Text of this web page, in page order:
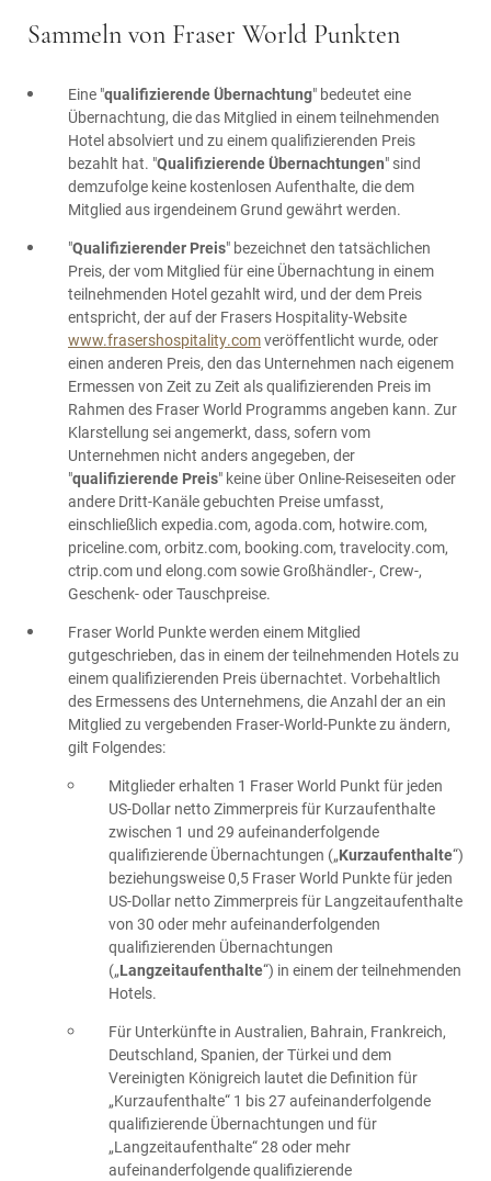
Sammeln von Fraser World Punkten
Eine "qualifizierende Übernachtung" bedeutet eine
Übernachtung, die das Mitglied in einem teilnehmenden
Hotel absolviert und zu einem qualifizierenden Preis
bezahlt hat. "Qualifizierende Übernachtungen" sind
demzufolge keine kostenlosen Aufenthalte, die dem
Mitglied aus irgendeinem Grund gewährt werden.
"Qualifizierender Preis" bezeichnet den tatsächlichen
Preis, der vom Mitglied für eine Übernachtung in einem
teilnehmenden Hotel gezahlt wird, und der dem Preis
entspricht, der auf der Frasers Hospitality-Website
www.frasershospitality.comveröffentlicht wurde, oder
einen anderen Preis, den das Unternehmen nach eigenem
Ermessen von Zeit zu Zeit als qualifizierenden Preis im
Rahmen des Fraser World Programms angeben kann. Zur
Klarstellung sei angemerkt, dass, sofern vom
Unternehmen nicht anders angegeben, der
"qualifizierende Preis" keine über Online-Reiseseiten oder
andere Dritt-Kanäle gebuchten Preise umfasst,
einschließlich expedia.com, agoda.com, hotwire.com,
priceline.com, orbitz.com, booking.com, travelocity.com,
ctrip.com und elong.com sowie Großhändler-, Crew-,
Geschenk- oder Tauschpreise.
Fraser World Punkte werden einem Mitglied
gutgeschrieben, das in einem der teilnehmenden Hotels zu
einem qualifizierenden Preis übernachtet. Vorbehaltlich
des Ermessens des Unternehmens, die Anzahl der an ein
Mitglied zu vergebenden Fraser-World-Punkte zu ändern,
gilt Folgendes:
Mitglieder erhalten 1 Fraser World Punkt für jeden
US-Dollar netto Zimmerpreis für Kurzaufenthalte
zwischen 1 und 29 aufeinanderfolgende
qualifizierende Übernachtungen („Kurzaufenthalte“)
beziehungsweise 0,5 Fraser World Punkte für jeden
US-Dollar netto Zimmerpreis für Langzeitaufenthalte
von 30 oder mehr aufeinanderfolgenden
qualifizierenden Übernachtungen
(„Langzeitaufenthalte“) in einem der teilnehmenden
Hotels.
Für Unterkünfte in Australien, Bahrain, Frankreich,
Deutschland, Spanien, der Türkei und dem
Vereinigten Königreich lautet die Definition für
„Kurzaufenthalte“ 1 bis 27 aufeinanderfolgende
qualifizierende Übernachtungen und für
„Langzeitaufenthalte“ 28 oder mehr
aufeinanderfolgende qualifizierende